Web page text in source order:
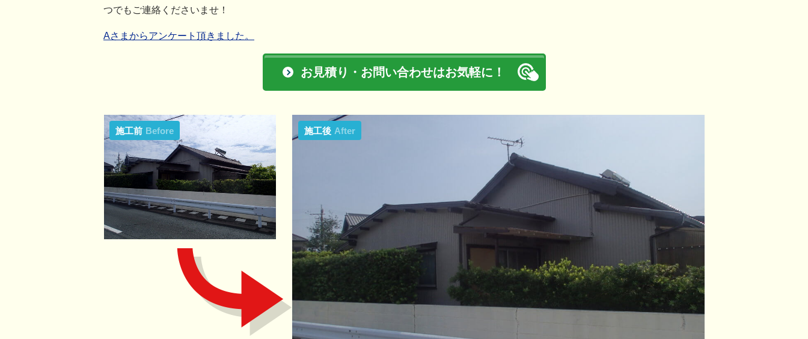
つでもご連絡くださいませ！
Aさまからアンケート頂きました。
お見積り・お問い合わせはお気軽に！
施工前 Before 施工後 After